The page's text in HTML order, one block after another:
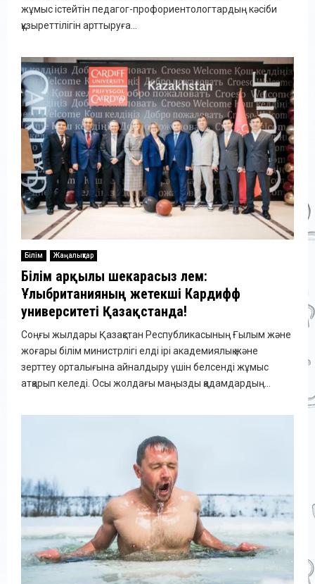
жұмыс істейтін педагог-профориентологтардың кәсіби
құзыреттілігін арттыруға...
Білім Жаңалықтар
Білім арқылы шекарасыз әлем:
Ұлыбританияның жетекші Кардифф
университеті Қазақстанда!
Соңғы жылдары Қазақстан Республикасының Ғылым және
жоғары білім министрлігі елді ірі академиялық және
зерттеу орталығына айналдыру үшін белсенді жұмыс
атқарып келеді. Осы жолдағы маңызды қадамдардың...